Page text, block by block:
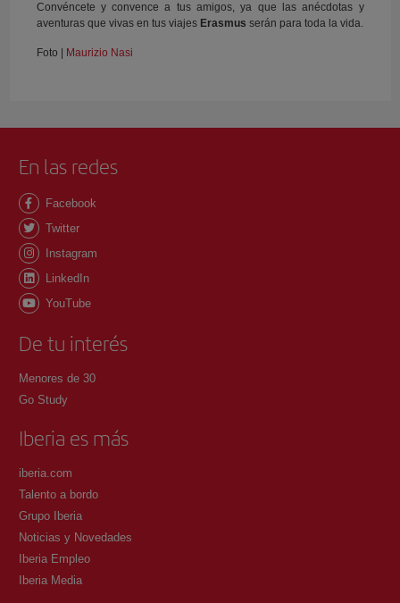
Convéncete y convence a tus amigos, ya que las anécdotas y
aventuras que vivas en tus viajesErasmus serán para toda la vida.
Foto | Maurizio Nasi
En las redes
Facebook
Twitter
Instagram
LinkedIn
YouTube
De tu interés
Menores de 30
Go Study
Iberia es más
iberia.com
Talento a bordo
Grupo Iberia
Noticias y Novedades
Iberia Empleo
Iberia Media